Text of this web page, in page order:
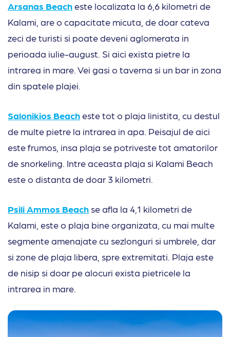
Arsanas Beacheste localizata la 6,6 kilometri de
Kalami, are o capacitate micuta, de doar cateva
zeci de turisti si poate deveni aglomerata in
perioada iulie-august. Si aici exista pietre la
intrarea in mare. Vei gasi o taverna si un bar in zona
din spatele plajei.
Salonikios Beacheste tot o plaja linistita, cu destul
de multe pietre la intrarea in apa. Peisajul de aici
este frumos, insa plaja se potriveste tot amatorilor
de snorkeling. Intre aceasta plaja si Kalami Beach
este o distanta de doar 3 kilometri.
Psili Ammos Beach se afla la 4,1 kilometri de
Kalami, este o plaja bine organizata, cu mai multe
segmente amenajate cu sezlonguri si umbrele, dar
si zone de plaja libera, spre extremitati. Plaja este
de nisip si doar pe alocuri exista pietricele la
intrarea in mare.